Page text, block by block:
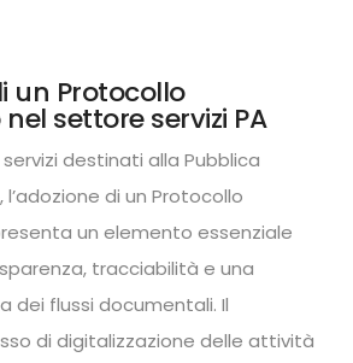
un Protocollo
settore servizi PA
destinati alla Pubblica
di un Protocollo
un elemento essenziale
tracciabilità e una
dei flussi documentali. Il
di digitalizzazione delle attività